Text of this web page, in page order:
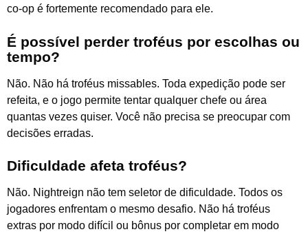
co-op é fortemente recomendado para ele.
É possível perder troféus por escolhas ou
tempo?
Não. Não há troféus missables. Toda expedição pode ser
refeita, e o jogo permite tentar qualquer chefe ou área
quantas vezes quiser. Você não precisa se preocupar com
decisões erradas.
Dificuldade afeta troféus?
Não. Nightreign não tem seletor de dificuldade. Todos os
jogadores enfrentam o mesmo desafio. Não há troféus
extras por modo difícil ou bônus por completar em modo